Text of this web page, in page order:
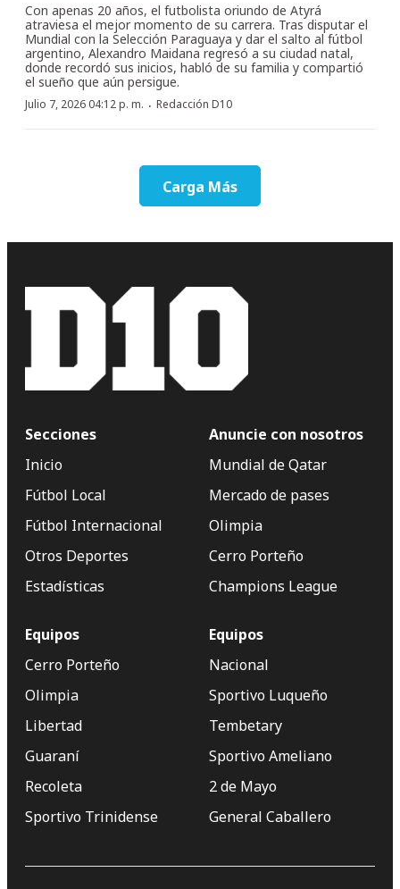
Con apenas 20 años, el futbolista oriundo de Atyrá
atraviesa el mejor momento de su carrera. Tras disputar el
Mundial con la Selección Paraguaya y dar el salto al fútbol
argentino, Alexandro Maidana regresó a su ciudad natal,
donde recordó sus inicios, habló de su familia y compartió
el sueño que aún persigue.
Julio 7, 2026 04:12 p. m. · Redacción D10
Carga Más
Secciones
Inicio
Fútbol Local
Fútbol Internacional
Otros Deportes
Estadísticas
Anuncie con nosotros
Mundial de Qatar
Mercado de pases
Olimpia
Cerro Porteño
Champions League
Equipos
Cerro Porteño
Olimpia
Libertad
Guaraní
Recoleta
Sportivo Trinidense
Equipos
Nacional
Sportivo Luqueño
Tembetary
Sportivo Ameliano
2 de Mayo
General Caballero